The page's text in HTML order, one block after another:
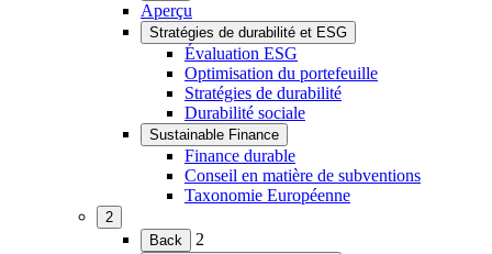
menu)Aperçu
Stratégies de durabilité et ESG
(Ouvrir
le
menu)
Évaluation ESG
Optimisation du portefeuille
Stratégies de durabilité
Durabilité sociale
Sustainable Finance
(Ouvrir
le
menu)
Finance durable
Conseil en matière de subventions
Taxonomie Européenne
2
(OuvrirBack 2